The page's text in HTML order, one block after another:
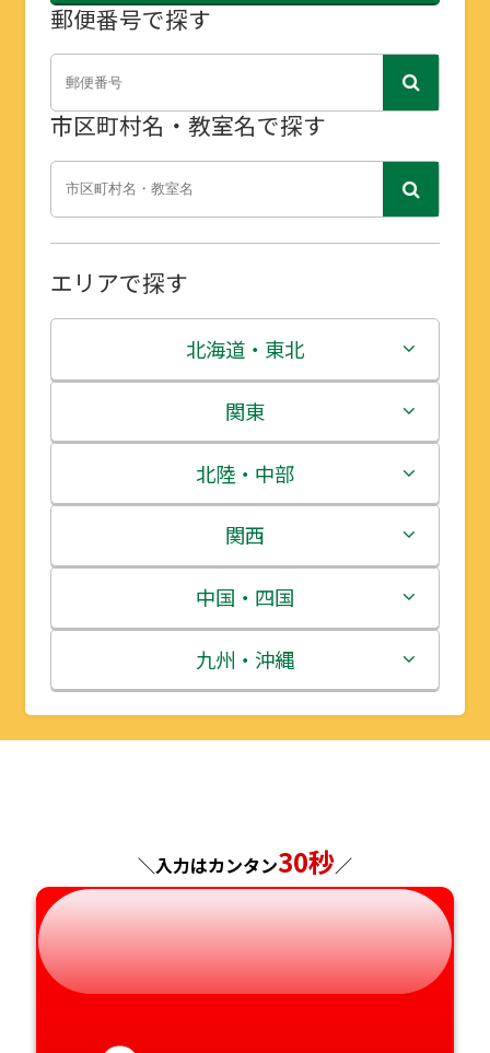
郵便番号で探す
市区町村名・教室名で探す
エリアで探す
北海道・東北
北海道
青森県
岩手県
宮城県
秋田県
山形県
関東
茨城県
栃木県
群馬県
埼玉県
千葉県
北陸・中部
新潟県
富山県
石川県
福井県
岐阜県
静岡県
関西
三重県
滋賀県
京都府
奈良県
和歌山県
中国・四国
鳥取県
島根県
徳島県
九州・沖縄
福岡県
大分県
＼入力はカンタン30秒／